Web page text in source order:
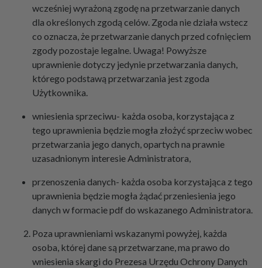
wcześniej wyrażoną zgodę na przetwarzanie danych
dla określonych zgodą celów. Zgoda nie działa wstecz
co oznacza, że przetwarzanie danych przed cofnięciem
zgody pozostaje legalne. Uwaga! Powyższe
uprawnienie dotyczy jedynie przetwarzania danych,
którego podstawą przetwarzania jest zgoda
Użytkownika.
wniesienia sprzeciwu- każda osoba, korzystająca z
tego uprawnienia będzie mogła złożyć sprzeciw wobec
przetwarzania jego danych, opartych na prawnie
uzasadnionym interesie Administratora,
przenoszenia danych- każda osoba korzystająca z tego
uprawnienia będzie mogła żądać przeniesienia jego
danych w formacie pdf do wskazanego Administratora.
Poza uprawnieniami wskazanymi powyżej, każda
osoba, której dane są przetwarzane, ma prawo do
wniesienia skargi do Prezesa Urzędu Ochrony Danych